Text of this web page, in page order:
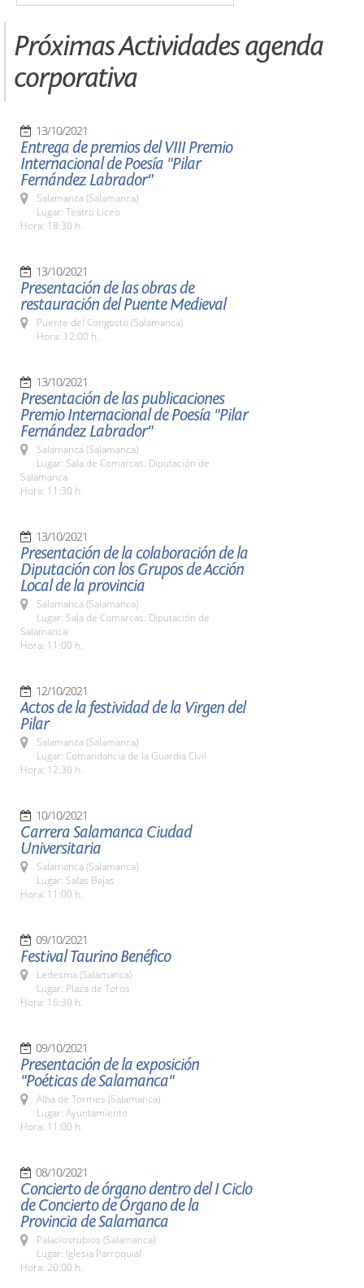
Próximas Actividades agenda
corporativa
13/10/2021
Entrega de premios del VIII Premio
Internacional de Poesía "Pilar
Fernández Labrador"
Salamanca (Salamanca)
Lugar: Teatro Liceo
Hora: 18:30 h.
13/10/2021
Presentación de las obras de
restauración del Puente Medieval
Puente del Congosto (Salamanca)
Hora: 12:00 h.
13/10/2021
Presentación de las publicaciones
Premio Internacional de Poesía "Pilar
Fernández Labrador"
Salamanca (Salamanca)
Lugar: Sala de Comarcas. Diputación de
Salamanca
Hora: 11:30 h.
13/10/2021
Presentación de la colaboración de la
Diputación con los Grupos de Acción
Local de la provincia
Salamanca (Salamanca)
Lugar: Sala de Comarcas. Diputación de
Salamanca
Hora: 11:00 h.
12/10/2021
Actos de la festividad de la Virgen del
Pilar
Salamanca (Salamanca)
Lugar: Comandancia de la Guardia Civil
Hora: 12:30 h.
10/10/2021
Carrera Salamanca Ciudad
Universitaria
Salamanca (Salamanca)
Lugar: Salas Bajas
Hora: 11:00 h.
09/10/2021
Festival Taurino Benéfico
Ledesma (Salamanca)
Lugar: Plaza de Toros
Hora: 16:30 h.
09/10/2021
Presentación de la exposición
"Poéticas de Salamanca"
Alba de Tormes (Salamanca)
Lugar: Ayuntamiento
Hora: 11:00 h.
08/10/2021
Concierto de órgano dentro del I Ciclo
de Concierto de Órgano de la
Provincia de Salamanca
Palaciosrubios (Salamanca)
Lugar: Iglesia Parroquial
Hora: 20:00 h.